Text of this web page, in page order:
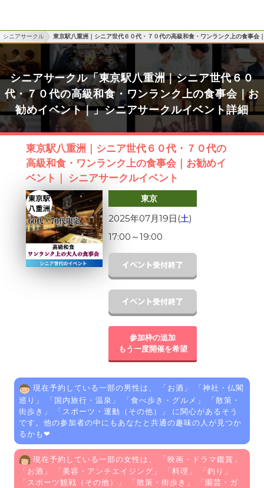
シニアサークル 東京駅八重洲｜シニア世代６０代・７０代の高級和食・ワンランク上の食事会
シニアサークル「東京駅八重洲｜シニア世代６０
代・７０代の高級和食・ワンランク上の食事会｜お
勧めイベント｜」シニアサークルイベント詳細
東京駅八重洲｜シニア世代６０代・７０代の
高級和食・ワンランク上の食事会｜お勧めイ
ベント｜ シニアサークルイベント
東京
2025年07月19日(土)
17:00 ～19:00
参加枠の追加
もう一度開催を希望
現在予約している一部の男性は、 「お酒 」 「神社・仏閣
巡り 」 「国内旅行・温泉 」 「食べ歩き・グルメ 」 「散策・
街歩き 」 「 スポーツ・運動（その他）
」 に関心があるそう
です。他の参加者の中にもあなたと共通の趣味の人が見つか
るかも❤
現在予約している一部の女性は、 「映画・ドラマ鑑賞 」
「お酒 」 「美容・アンチエイジング 」 「料理 」 「釣り 」
「 スポーツ観戦（その他） 」 「散策・街歩き 」 「園芸・ガ